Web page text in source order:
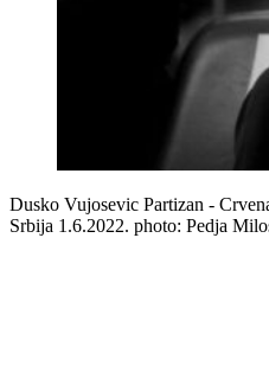
Dusko Vujosevic Partizan -
Srbija 1.6.2022. photo: Pedja